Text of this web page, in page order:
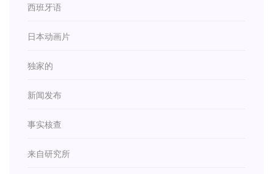
西班牙语
日本动画片
独家的
新闻发布
事实核查
来自研究所